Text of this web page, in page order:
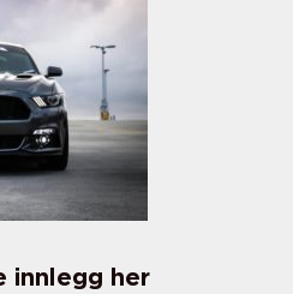
innlegg her